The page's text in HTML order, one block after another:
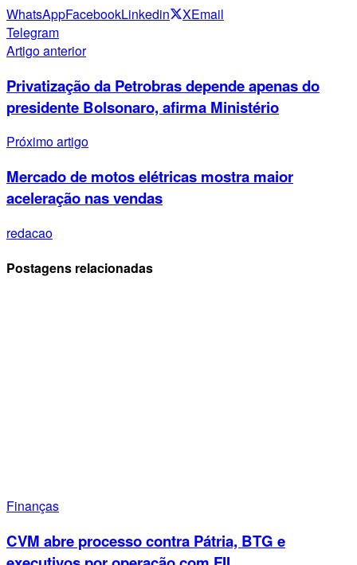
WhatsAppFacebookLinkedin XEmail
Telegram
Artigo anterior
Privatização da Petrobras depende apenas do
presidente Bolsonaro, afirma Ministério
Próximo artigo
Mercado de motos elétricas mostra maior
aceleração nas vendas
redacao
Postagens relacionadas
Finanças
CVM abre processo contra Pátria, BTG e